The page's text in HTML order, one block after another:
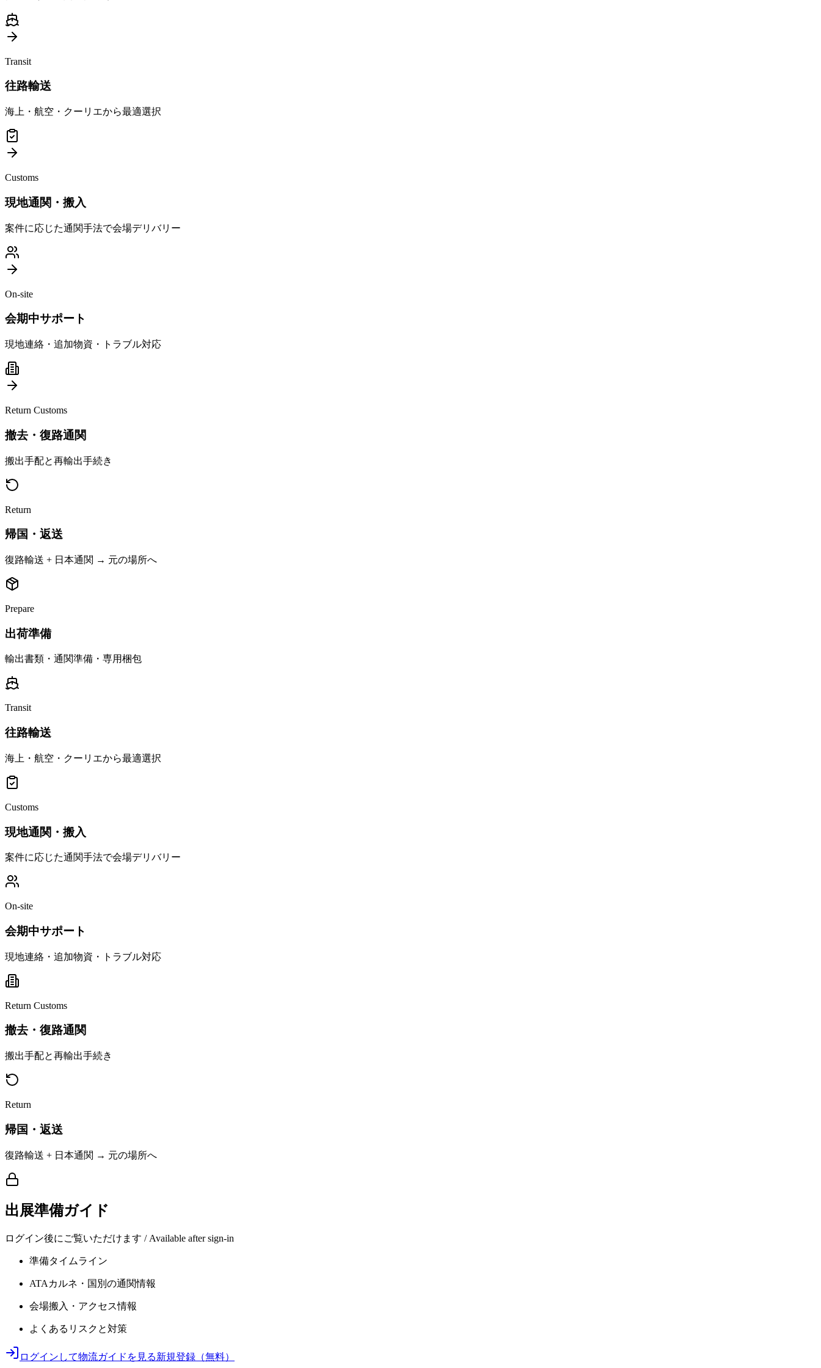
Transit
往路輸送
海上・航空・クーリエから最適選択
Customs
現地通関・搬入
案件に応じた通関手法で会場デリバリー
On-site
会期中サポート
現地連絡・追加物資・トラブル対応
Return Customs
撤去・復路通関
搬出手配と再輸出手続き
Return
帰国・返送
復路輸送 + 日本通関 → 元の場所へ
Prepare
出荷準備
輸出書類・通関準備・専用梱包
Transit
往路輸送
海上・航空・クーリエから最適選択
Customs
現地通関・搬入
案件に応じた通関手法で会場デリバリー
On-site
会期中サポート
現地連絡・追加物資・トラブル対応
Return Customs
撤去・復路通関
搬出手配と再輸出手続き
Return
帰国・返送
復路輸送 + 日本通関 → 元の場所へ
出展準備ガイド
ログイン後にご覧いただけます / Available after sign-in
準備タイムライン
ATAカルネ・国別の通関情報
会場搬入・アクセス情報
よくあるリスクと対策
ログインして物流ガイドを見る新規登録（無料）